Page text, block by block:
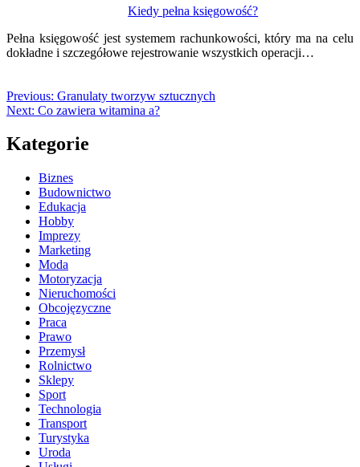
Kiedy pełna księgowość?
Pełna księgowość jest systemem rachunkowości, który ma na celu
dokładne i szczegółowe rejestrowanie wszystkich operacji…
Previous: Granulaty tworzyw sztucznych
Next: Co zawiera witamina a?
Kategorie
Biznes
Budownictwo
Edukacja
Hobby
Imprezy
Marketing
Moda
Motoryzacja
Nieruchomości
Obcojęzyczne
Praca
Prawo
Przemysł
Rolnictwo
Sklepy
Sport
Technologia
Transport
Turystyka
Uroda